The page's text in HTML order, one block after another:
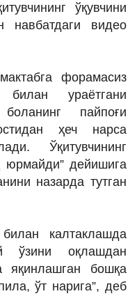
ўқувчини
навбатдаги видео
форамасиз
ураётгани
пайпоғи
ҳеч нарса
Ўқитувчининг
юрмайди” дейишига
назарда тутган
калтаклашда
ўзини оқлашдан
яқинлашган бошқа
ўт нарига”, деб